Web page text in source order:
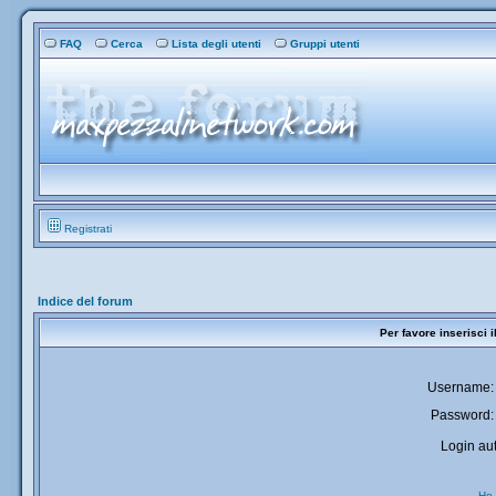
FAQ Cerca Lista degli utenti Gruppi utenti
Registrati
Indice del forum
Per favore inserisci
Username:
Password:
Login